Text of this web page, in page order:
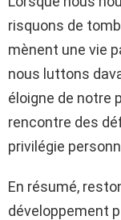
risquons de
mènent une vie
nous luttons
éloigne de notre
rencontre des
privilégie
En résumé,
développement